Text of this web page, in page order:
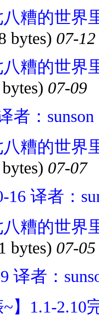
八糟的世界
bytes) 07-12
八糟的世界
07-09
者：sunson
八糟的世界
07-07
16 译者：
八糟的世界
bytes) 07-05
译者：
】1.1-2.10